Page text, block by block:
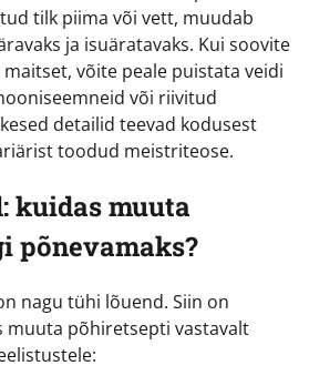
tilk piima või vett, muudab
ja isuäratavaks. Kui soovite
võite peale puistata veidi
või riivitud
detailid teevad kodusest
toodud meistriteose.
kuidas muuta
põnevamaks?
nagu tühi lõuend. Siin on
muuta põhiretsepti vastavalt